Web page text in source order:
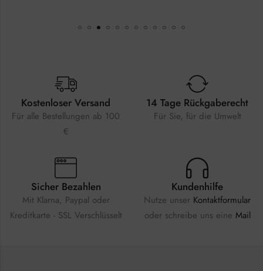
Kostenloser Versand
Für alle Bestellungen ab 100
€
14 Tage Rückgaberecht
Für Sie, für die Umwelt
Sicher Bezahlen
Mit Klarna, Paypal oder
Kreditkarte - SSL Verschlüsselt
Kundenhilfe
Nutze unser Kontaktformular
oder schreibe uns eine Mail